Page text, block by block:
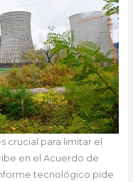
crucial para limitar el
en el Acuerdo de
tecnológico pide